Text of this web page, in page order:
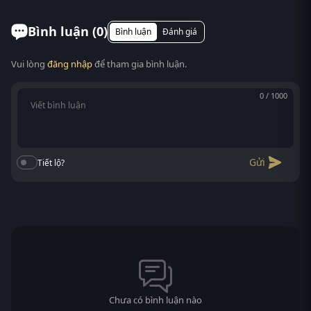
máy tính bảng, laptop, Smart TV. Truy cập
phimvn2y.com là xem được, không cần cài app.
Bình luận (0) Bình luận Đánh giá
Vui lòng đăng nhậpđể tham gia bình luận.
0 / 1000
Tiết lộ? Gửi
Chưa có bình luận nào